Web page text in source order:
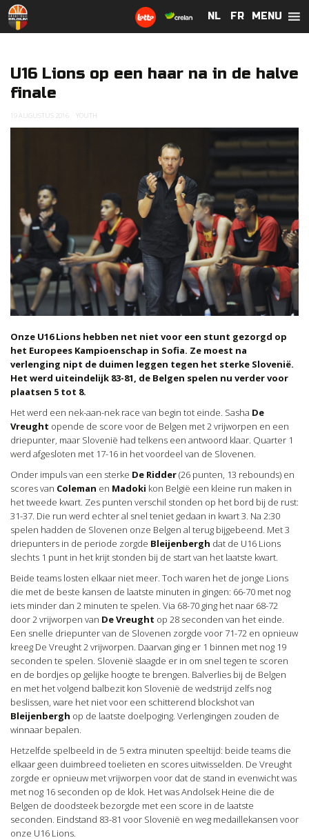
MENU
NL FR
U16 Lions op een haar na in de halve
finale
19 AUGUSTUS 2016 YOUTH
Onze U16 Lions hebben net niet voor een stunt gezorgd op
het Europees Kampioenschap in Sofia. Ze moest na
verlenging nipt de duimen leggen tegen het sterke Slovenië.
Het werd uiteindelijk 83-81, de Belgen spelen nu verder voor
plaatsen 5 tot 8.
Het werd een nek-aan-nek race van begin tot einde. Sasha De
Vreught opende de score voor de Belgen met 2 vrijworpen en een
driepunter, maar Slovenië had telkens een antwoord klaar. Quarter 1
werd afgesloten met 17-16 in het voordeel van de Slovenen.
Onder impuls van een sterke De Ridder(26 punten, 13 rebounds) en
scores van Coleman en Madoki kon België een kleine run maken in
het tweede kwart. Zes punten verschil stonden op het bord bij de rust:
31-37. Die run werd echter al snel teniet gedaan in kwart 3. Na 2:30
spelen hadden de Slovenen onze Belgen al terug bijgebeend. Met 3
driepunters in de periode zorgde Bleijenbergh dat de U16 Lions
slechts 1 punt in het krijt stonden bij de start van het laatste kwart.
Beide teams losten elkaar niet meer. Toch waren het de jonge Lions
die met de beste kansen de laatste minuten in gingen: 66-70 met nog
iets minder dan 2 minuten te spelen. Via 68-70 ging het naar 68-72
door 2 vrijworpen van De Vreught op 28 seconden van het einde.
Een snelle driepunter van de Slovenen zorgde voor 71-72 en opnieuw
kreeg De Vreught 2 vrijworpen. Daarvan ging er 1 binnen met nog 19
seconden te spelen. Slovenië slaagde er in om snel tegen te scoren
en de bordjes op gelijke hoogte te brengen. Balverlies bij de Belgen
en met het volgend balbezit kon Slovenië de wedstrijd zelfs nog
beslissen, ware het niet voor een schitterend blockshot van
Bleijenbergh op de laatste doelpoging. Verlengingen zouden de
winnaar bepalen.
Hetzelfde spelbeeld in de 5 extra minuten speeltijd: beide teams die
elkaar geen duimbreed toelieten en scores uitwisselden. De Vreught
zorgde er opnieuw met vrijworpen voor dat de stand in evenwicht was
met nog 16 seconden op de klok. Het was Andolsek Heine die de
Belgen de doodsteek bezorgde met een score in de laatste
seconden. Eindstand 83-81 voor Slovenië en weg medaillekansen voor
onze U16 Lions.
NL FR